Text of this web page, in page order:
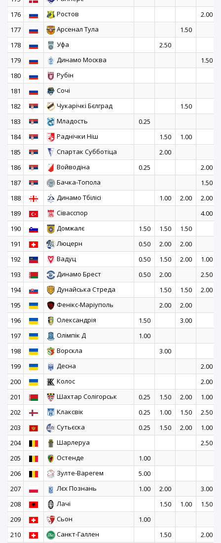
176
Ростов
2.00
177
Арсенал Тула
1.50
178
Уфа
2.50
179
Динамо Москва
1.50
180
Рубін
181
Сочі
182
Чукарічкі Бєлград
1.50
183
Младость
0.25
184
Раднічки Ніш 1.50
1.00
185
Спартак Субботіца
2.00
186
Войводіна 0.25
2.00
187
Бачка-Топола
1.50
188
Динамо Тбілісі 1.00 2.00
2.00
189
Сівасспор
4.00
190
Домжалє 1.50 1.50
1.50
191
Люцерн 0.50 2.00
2.00
192
Вадуц 0.50 1.50 2.00
1.00
193
Динамо Брест 0.50 2.00
2.50
194
Дунайська Стреда 1.50 1.50
2.00
195
Фенікс-Маріуполь 2.00
2.00
196
Олександрія 1.50
3.00
197
Олімпік Д
1.00
198
Ворскла
3.00
199
Десна
2.00
200
Колос
2.00
201
Шахтар Солігорськ 0.25 1.50 2.00
1.00
202
Клаксвік 0.25 1.00 1.50
2.50
203
Сутьєска 0.25 1.50 2.00
1.00
204
Шарлеруа
2.50
205
Остенде
1.00
206
Зулте-Варегем
5.00
207
Лєх Познань 1.00 2.00
3.00
208
Лачі 1.50 1.00
1.50
209
Сьон
1.00
210
Санкт-Галлен 1.50 2.00